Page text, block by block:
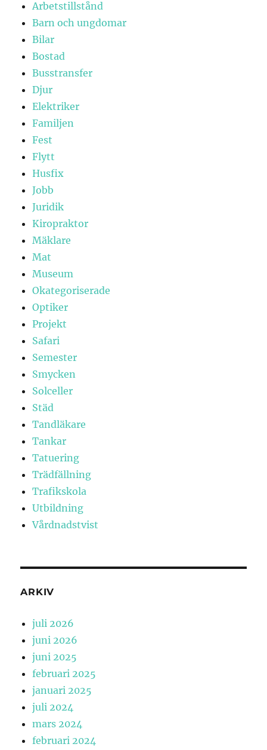
Arbetstillstånd
Barn och ungdomar
Bilar
Bostad
Busstransfer
Djur
Elektriker
Familjen
Fest
Flytt
Husfix
Jobb
Juridik
Kiropraktor
Mäklare
Mat
Museum
Okategoriserade
Optiker
Projekt
Safari
Semester
Smycken
Solceller
Städ
Tandläkare
Tankar
Tatuering
Trädfällning
Trafikskola
Utbildning
Vårdnadstvist
ARKIV
juli 2026
juni 2026
juni 2025
februari 2025
januari 2025
juli 2024
mars 2024
februari 2024